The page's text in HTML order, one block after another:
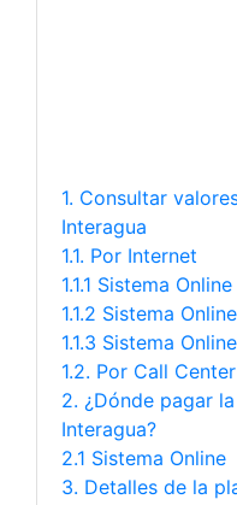
1. Consultar
Interagua
1.1. Por Internet
1.1.1 Sistema
1.1.2 Sistema
1.1.3 Sistema
1.2. Por Call Center
2. ¿Dónde pagar
Interagua?
2.1 Sistema Online
3. Detalles de la